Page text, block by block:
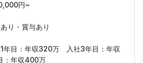
円~
り・賞与あり
年目：年収320万　入社3年目：年収
：年収400万